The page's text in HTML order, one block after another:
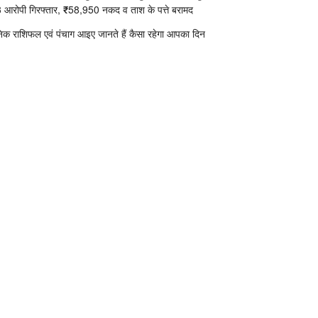
आरोपी गिरफ्तार, ₹58,950 नकद व ताश के पत्ते बरामद
राशिफल एवं पंचाग आइए जानते हैं कैसा रहेगा आपका दिन